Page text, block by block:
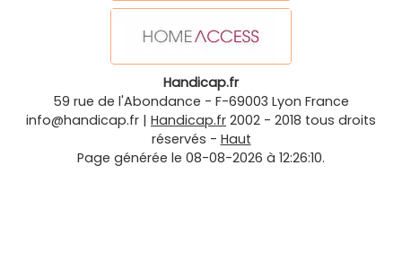
Handicap.fr
59 rue de l'Abondance - F-69003 Lyon France
info@handicap.fr | Handicap.fr 2002 - 2018 tous droits
réservés - Haut
Page générée le 08-08-2026 à 12:26:10.